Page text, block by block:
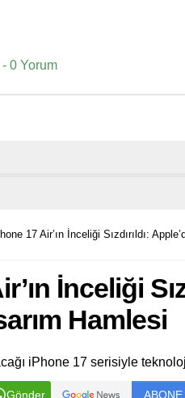
0 Yorum
17 Air’ın İnceliği Sızdırıldı:
İnceliği
Hamlesi
iPhone 17 serisiyle
Gönder ABONE